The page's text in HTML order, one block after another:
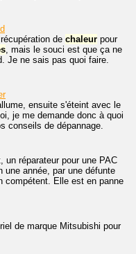
de chaleur pour
, mais le souci est que ça ne
Je ne sais pas quoi faire.
ensuite s'éteint avec le
je me demande donc à quoi
conseils de dépannage.
réparateur pour une PAC
année, par une défunte
compétent. Elle est en panne
de marque Mitsubishi pour